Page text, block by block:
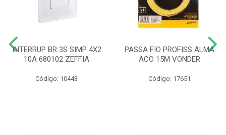
INTERRUP BR 3S SIMP 4X2
10A 680102 ZEFFIA
Código: 10443
PASSA FIO PROFISS ALMA
ACO 15M VONDER
Código: 17651